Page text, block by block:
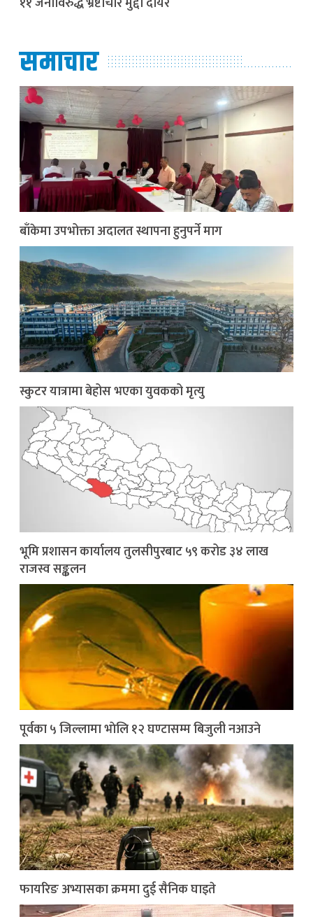
समाचार
बाँकेमा उपभोक्ता अदालत स्थापना हुनुपर्ने माग
स्कुटर यात्रामा बेहोस भएका युवकको मृत्यु
भूमि प्रशासन कार्यालय तुलसीपुरबाट ५९ करोड ३४ लाख
राजस्व सङ्कलन
पूर्वका ५ जिल्लामा भाेलि १२ घण्टासम्म बिजुली नआउने
फायरिङ अभ्यासका क्रममा दुई सैनिक घाइते